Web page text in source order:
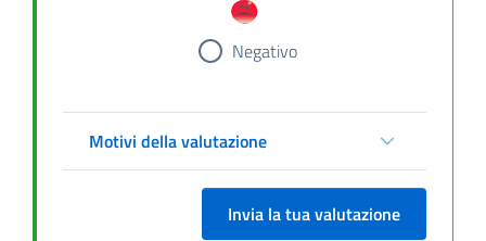
Negativo
Motivi della valutazione
Invia la tua valutazione